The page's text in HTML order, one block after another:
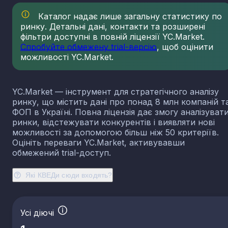
Які КВЕДи сюди входять?
Каталог надає лише загальну статистику по
ринку. Детальні дані, контакти та розширені
фільтри доступні в повній ліцензії YC.Market.
Спробуйте обмежену trial-версію, щоб оцінити
можливості YC.Market.
YC.Market — інструмент для стратегічного аналізу
ринку, що містить дані про понад 8 млн компаній
ФОП в Україні. Повна ліцензія дає змогу
ринки, відстежувати конкурентів і виявляти нові
можливості за допомогою більш ніж 50 критеріїв.
Оцініть переваги YC.Market, активувавши
обмежений trial-доступ.
Усі діючі
23.14 Виробництво скловолокна
23.19 Виробництво й оброблення інших скляних
у тому числі технічних
23.20 Виробництво вогнетривких виробів
23.31 Виробництво керамічних плиток і плит
виробів із випаленої глини
23.41
Виробництво господарських і декоративних
керамічних виробів
23.42 Виробництво керамічних санітарно-технічних
виробів
23.43 Виробництво керамічних електроізоляторів та
23.44 Виробництво інших керамічних виробів
призначення
23.51 Виробництво цементу